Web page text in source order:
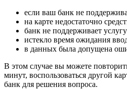
если ваш банк не
на карте недостаточно
банк не поддерживает
истекло время ожидания
в данных была допущена
В этом случае вы можете
минут, воспользоваться другой
банк для решения вопроса.